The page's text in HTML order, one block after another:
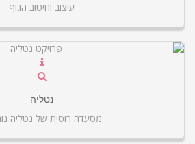
עיצוב וחיטוב הגוף
נטליה
מסעדה רוסית של נטליה